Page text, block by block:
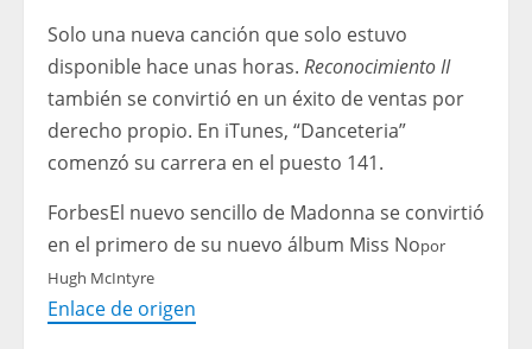
Solo una nueva canción que solo estuvo
disponible hace unas horas. Reconocimiento II
también se convirtió en un éxito de ventas por
derecho propio. En iTunes, “Danceteria”
comenzó su carrera en el puesto 141.
ForbesEl nuevo sencillo de Madonna se convirtió
en el primero de su nuevo álbum Miss Nopor
Hugh McIntyre
Enlace de origen